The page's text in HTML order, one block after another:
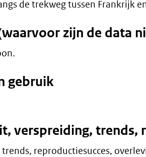
de trekweg tussen Frankrijk
zijn de data
gebruik
verspreiding, trends,
reproductiesucces,